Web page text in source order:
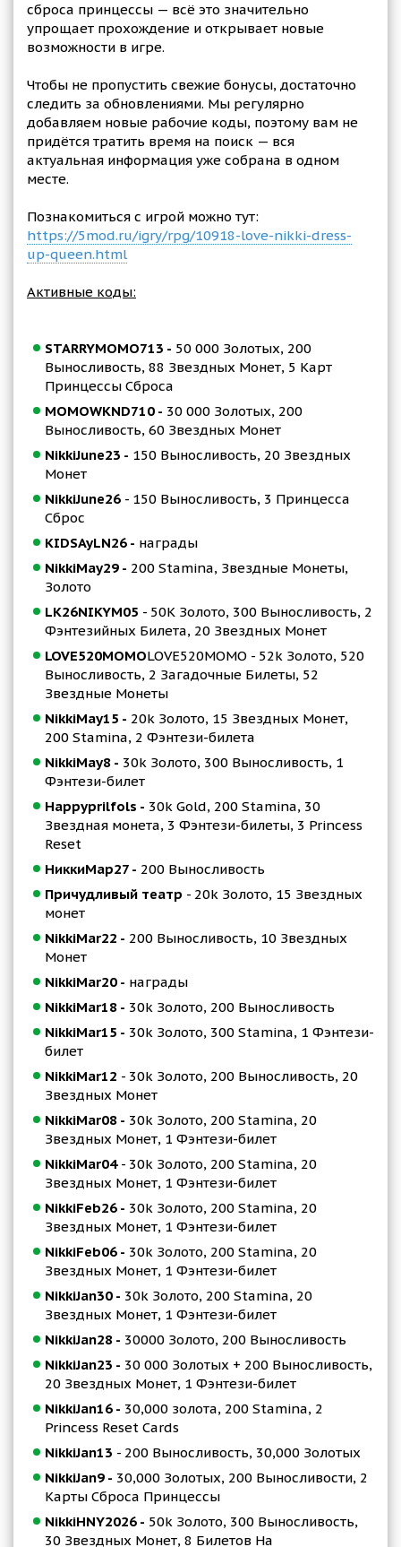
сброса принцессы — всё это значительно
упрощает прохождение и открывает новые
возможности в игре.
Чтобы не пропустить свежие бонусы, достаточно
следить за обновлениями. Мы регулярно
добавляем новые рабочие коды, поэтому вам не
придётся тратить время на поиск — вся
актуальная информация уже собрана в одном
месте.
Познакомиться с игрой можно тут:
https://5mod.ru/igry/rpg/10918-love-nikki-dress-
up-queen.html
Активные коды:
STARRYMOMO713 - 50 000 Золотых, 200
Выносливость, 88 Звездных Монет, 5 Карт
Принцессы Сброса
MOMOWKND710 - 30 000 Золотых, 200
Выносливость, 60 Звездных Монет
NikkiJune23 - 150 Выносливость, 20 Звездных
Монет
NikkiJune26 - 150 Выносливость, 3 Принцесса
Сброс
KIDSAyLN26 - награды
NikkiMay29 - 200 Stamina, Звездные Монеты,
Золото
LK26NIKYM05 - 50K Золото, 300 Выносливость, 2
Фэнтезийных Билета, 20 Звездных Монет
LOVE520MOMOLOVE520MOMO - 52k Золото, 520
Выносливость, 2 Загадочные Билеты, 52
Звездные Монеты
NikkiMay15 - 20k Золото, 15 Звездных Монет,
200 Stamina, 2 Фэнтези-билета
NikkiMay8 - 30k Золото, 300 Выносливость, 1
Фэнтези-билет
Happyprilfols - 30k Gold, 200 Stamina, 30
Звездная монета, 3 Фэнтези-билеты, 3 Princess
Reset
НиккиМар27 - 200 Выносливость
Причудливый театр - 20k Золото, 15 Звездных
монет
NikkiMar22 - 200 Выносливость, 10 Звездных
Монет
NikkiMar20 - награды
NikkiMar18 - 30k Золото, 200 Выносливость
NikkiMar15 - 30k Золото, 300 Stamina, 1 Фэнтези-
билет
NikkiMar12 - 30k Золото, 200 Выносливость, 20
Звездных Монет
NikkiMar08 - 30k Золото, 200 Stamina, 20
Звездных Монет, 1 Фэнтези-билет
NikkiMar04- 30k Золото, 200 Stamina, 20
Звездных Монет, 1 Фэнтези-билет
NikkiFeb26 - 30k Золото, 200 Stamina, 20
Звездных Монет, 1 Фэнтези-билет
NikkiFeb06 - 30k Золото, 200 Stamina, 20
Звездных Монет, 1 Фэнтези-билет
NikkiJan30 - 30k Золото, 200 Stamina, 20
Звездных Монет, 1 Фэнтези-билет
NikkiJan28 - 30000 Золото, 200 Выносливость
NikkiJan23 - 30 000 Золотых + 200 Выносливость,
20 Звездных Монет, 1 Фэнтези-билет
NikkiJan16 - 30,000 золота, 200 Stamina, 2
Princess Reset Cards
NikkiJan13 - 200 Выносливость, 30,000 Золотых
NikkiJan9 - 30,000 Золотых, 200 Выносливости, 2
Карты Сброса Принцессы
NikkiHNY2026 - 50k Золото, 300 Выносливость,
30 Звездных Монет, 8 Билетов На